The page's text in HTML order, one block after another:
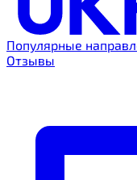
Популярные
Отзывы